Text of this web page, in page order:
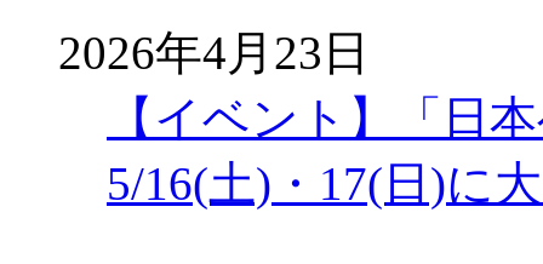
2026年4月23日
【イベント】「日
5/16(土)・17(日)に